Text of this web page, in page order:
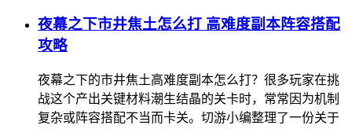
夜幕之下市井焦土怎么打 高难度副本阵容搭配
攻略
夜幕之下的市井焦土高难度副本怎么打？很多玩家在挑
战这个产出关键材料潮生结晶的关卡时，常常因为机制
复杂或阵容搭配不当而卡关。切游小编整理了一份关于